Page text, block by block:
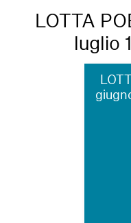
LOTTA
luglio